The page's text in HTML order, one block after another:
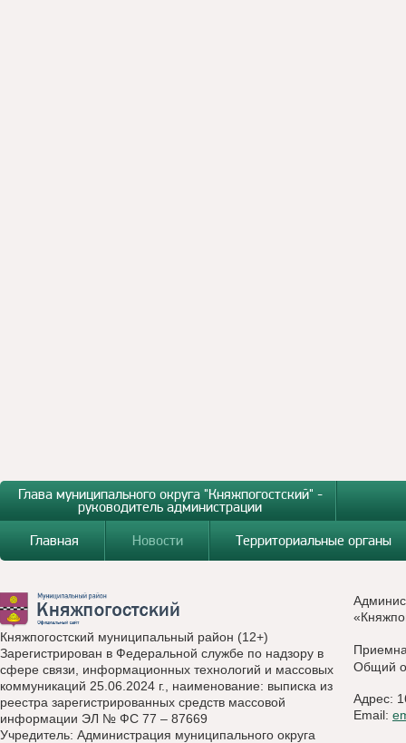
Глава муниципального округа "Княжпогостский" -
руководитель администрации
Главная
Новости Территориальные органы
Княжпогостский муниципальный район (12+)
Зарегистрирован в Федеральной службе по надзору в
сфере связи, информационных технологий и массовых
коммуникаций 25.06.2024 г., наименование: выписка из
реестра зарегистрированных средств массовой
информации ЭЛ № ФС 77 – 87669
Учредитель: Администрация муниципального округа
Общий
Адрес:
Email: